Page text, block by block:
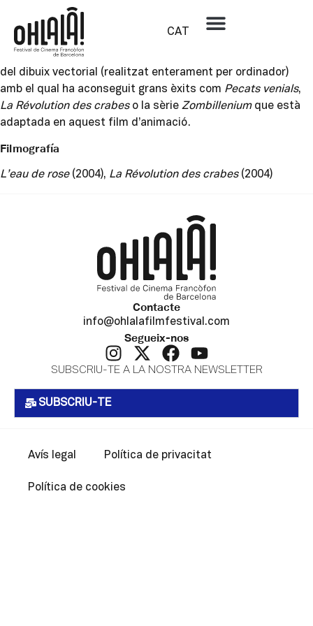
CAT
Arthur de Pins
Arthur de Pins és un il·lustrador francès que va estudiar
arts decoratives a París. Està considerat com un mestre
del dibuix vectorial (realitzat enterament per ordinador)
amb el qual ha aconseguit grans èxits com Pecats venials,
La Révolution des crabeso la sèrie Zombilleniumque està
adaptada en aquest film d’animació.
Filmografía
L’eau de rose(2004), La Révolution des crabes(2004)
Contacte
info@ohlalafilmfestival.com
Segueix-nos
SUBSCRIU-TE A LA NOSTRA NEWSLETTER
SUBSCRIU-TE
Avís legal Política de privacitat
Política de cookies